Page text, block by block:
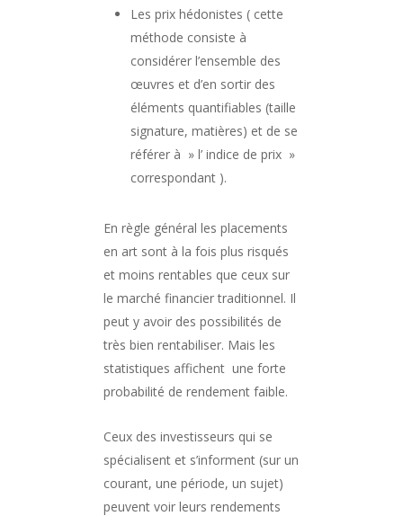
Les prix hédonistes ( cette
méthode consiste à
considérer l’ensemble des
œuvres et d’en sortir des
éléments quantifiables (taille
signature, matières) et de se
référer à » l’ indice de prix »
correspondant ).
En règle général les placements
en art sont à la fois plus risqués
et moins rentables que ceux sur
le marché financier traditionnel. Il
peut y avoir des possibilités de
très bien rentabiliser. Mais les
statistiques affichent une forte
probabilité de rendement faible.
Ceux des investisseurs qui se
spécialisent et s’informent (sur un
courant, une période, un sujet)
peuvent voir leurs rendements